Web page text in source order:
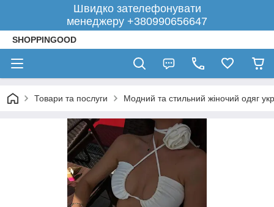
Швидко зателефонувати
менеджеру +380990656647
SHOPPINGOOD
Товари та послуги Модний та стильний жіночий одяг